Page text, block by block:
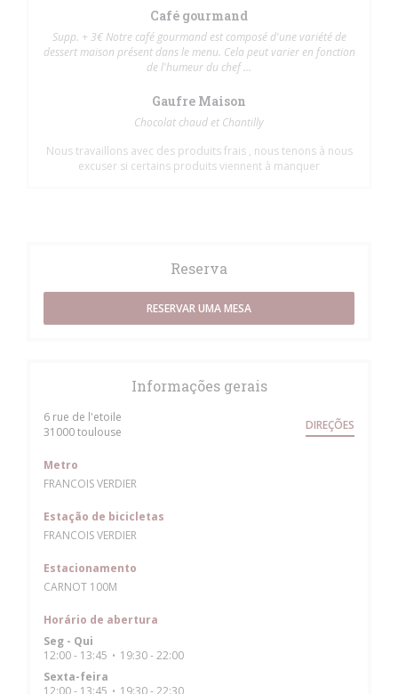
Café gourmand
Supp. + 3€ Notre café gourmand est composé d'une variété de
dessert maison présent dans le menu. Cela peut varier en fonction
de l'humeur du chef ...
Gaufre Maison
Chocolat chaud et Chantilly
Nous travaillons avec des produits frais , nous tenons à nous
excuser si certains produits viennent à manquer
Reserva
RESERVAR UMA MESA
Informações gerais
6 rue de l'etoile
31000 toulouse
DIREÇÕES
Metro
FRANCOIS VERDIER
Estação de bicicletas
FRANCOIS VERDIER
Estacionamento
CARNOT 100M
Horário de abertura
Seg - Qui
12:00 - 13:45 • 19:30 - 22:00
Sexta-feira
12:00 - 13:45 • 19:30 - 22:30